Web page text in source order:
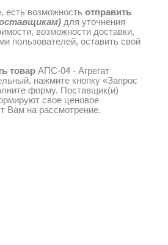
есть возможность отправить
для уточнения
возможности доставки,
пользователей, оставить свой
товар АПС-04 - Агрегат
нажмите кнопку «Запрос
форму. Поставщик(и)
свое ценовое
Вам на рассмотрение.